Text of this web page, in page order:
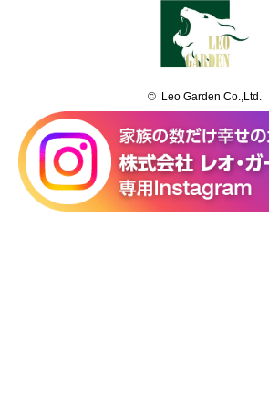
© Leo Garden Co.,Ltd.